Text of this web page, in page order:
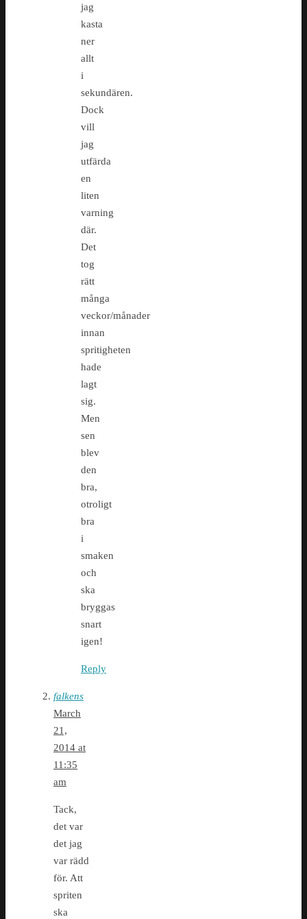
jag
kasta
ner
allt
i
sekundären.
Dock
vill
jag
utfärda
en
liten
varning
där.
Det
tog
rätt
många
veckor/månader
innan
spritigheten
hade
lagt
sig.
Men
sen
blev
den
bra,
otroligt
bra
i
smaken
och
ska
bryggas
snart
igen!
Reply
falkens
March
21,
2014 at
11:35
am
Tack,
det var
det jag
var rädd
för. Att
spriten
ska